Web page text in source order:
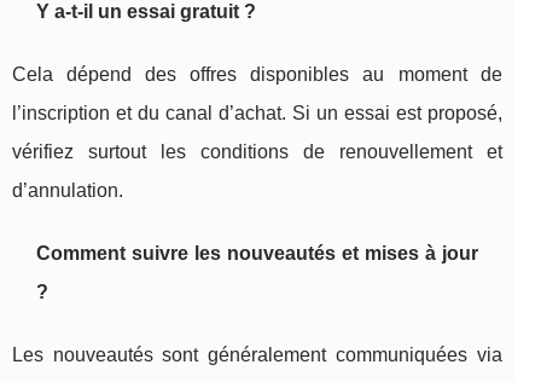
Y a-t-il un essai gratuit ?
Cela dépend des offres disponibles au moment de
l’inscription et du canal d’achat. Si un essai est proposé,
vérifiez surtout les conditions de renouvellement et
d’annulation.
Comment suivre les nouveautés et mises à jour
?
Les nouveautés sont généralement communiquées via